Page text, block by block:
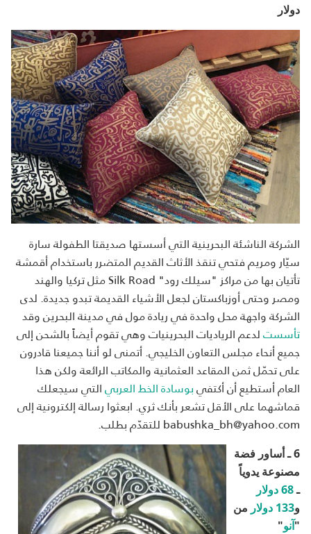
دولار
الشركة الناشئة البحرينية التي أسستها صديقتا الطفولة سارة
سيّار ومريم فتحي تنقذ الأثاث القديم المتضرر باستخدام أقمشة
تأتيان بها من مراكز "سيلك رود" Silk Road مثل تركيا والهند
ومصر وحتى أوزباكستان لجعل الأشياء القديمة تبدو جديدة. لدى
الشركة واجهة محل واحدة في ريادة مول في مدينة البحرين وقد
تأسستلدعم الرياديات البحرينيات وهي تقوم أيضاً بالشحن إلى
جميع أنحاء مجلس التعاون الخليجي. أتمنى لو أننا جميعنا قادرون
على تحمّل ثمن المقاعد العثمانية والمكاتب الرائعة ولكن هذا
العام أستطيع أن أكتفيبوسادة الخط العربيالتي سيجعلك
قماشهما على الأقل تشعر بأنك ثري. ابعثوا رسالة إلكترونية إلى
babushka_bh@yahoo.com للتقدّم بطلب.
6 ـ أساور فضة
مصنوعة يدوياً
ـ68 دولار
و133 دولار
من
"آنو"